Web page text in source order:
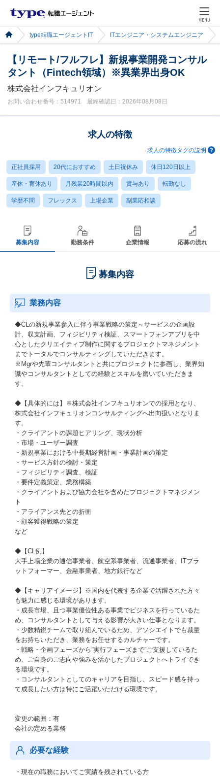
MENU
type転職エージェントIT ITエンジニア・システムエンジニア
【リモート/フルフレ】新規事業開発コンサル
タント（Fintech領域）※異業界出身OK
株式会社インフキュリオン
お問い合わせ番号：514971 最終確認日：2026年08月08日
求人の特徴
求人の特徴タグの説明
正社員採用 20代におすすめ 土日祝休み 休日120日以上
産休・育休あり 月残業20時間以内 賞与あり 転勤なし
学歴不問 フレックス 上場企業 副業応相談
募集内容 勤務条件 企業情報 応募の流れ
募集内容
業務内容
◆CLの新規事業参入に伴う事業戦略の策定～サービスの企画設
計、収支計画、フィジビリティ検証、スマートフォンアプリを中
心としたクリエイティブ制作に関するプロジェクトマネジメント
までトータルでコンサルティングしていただきます。
※Mgrや先輩コンサルタントと共にプロジェクトに参画し、業界知
識やコンサルタントとしての経験とスキルを磨いていただきま
す。
◆【具体的には】※株式会社インフキュリオンでの採用となり、
株式会社インフキュリオンコンサルティングへ出向扱いとなりま
す。
・クライアントの課題ヒアリング、現状分析
・市場・ユーザー調査
・新規事業における中長期経営計画・事業計画の策定
・サービス方針の検討・策定
・フィジビリティ調査、検証
・要件定義策定、業務構築
・クライアントおよび協力会社を含めたプロジェクトマネジメン
ト
・アライアンス先との折衝
・顧客獲得戦略の策定
など
◆【CL例】
大手上場企業の通信事業者、航空系事業者、流通事業者、ITプラ
ットフォーマー、金融事業者、地方銀行など
◆【キャリアイメージ】※国内を代表する企業で活躍された方々
も魅力に感じる環境があります。
・成長市場、且つ事業優位性ある事業でビジネスを行っているた
め、コンサルタントとして与える影響が大きい仕事となります。
・少数精鋭チームで取り組んでいるため、アソシエイトでも裁量
をお持ちいただき、業務をお任せするカルチャーです。
・戦略・企画フェーズから”実行フェーズまで”ご支援しているた
め、ご自身のご志向や強みを活かしたプロジェクトへトライでき
る環境です。
・コンサルタントとしてのキャリアを目指し、スピード感を持っ
て成長したい方は特にご活躍いただける環境です。
変更の範囲：有
会社の定める業務
必要な経験
・現在の職務においてご実績を残されている方